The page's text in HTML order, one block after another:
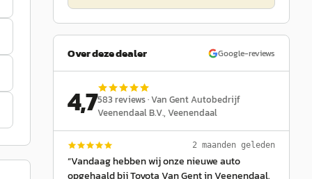
Over deze dealer Google-reviews
4,7583 reviews ·Van Gent Autobedrijf
Veenendaal B.V., Veenendaal
2 maanden geleden
“Vandaag hebben wij onze nieuwe auto
opgehaald bij Toyota Van Gent in Veenendaal.